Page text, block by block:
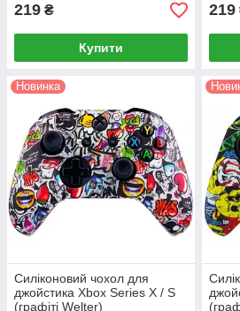
219 ₴
Купити
219
Новинка
Силіконовий чохол для
джойстика Xbox Series X / S
(графіті Welter)